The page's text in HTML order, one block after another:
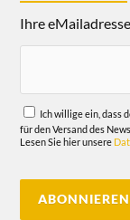
Ihre
Ich willige ein, dass
für den Versand des
Lesen Sie hier unsere